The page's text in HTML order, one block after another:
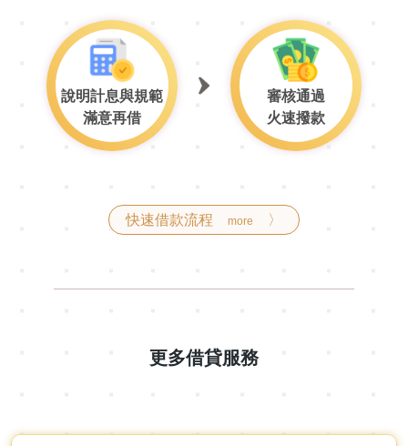
說明計息與規範
滿意再借
審核通過
火速撥款
快速借款流程 more 〉
更多借貸服務